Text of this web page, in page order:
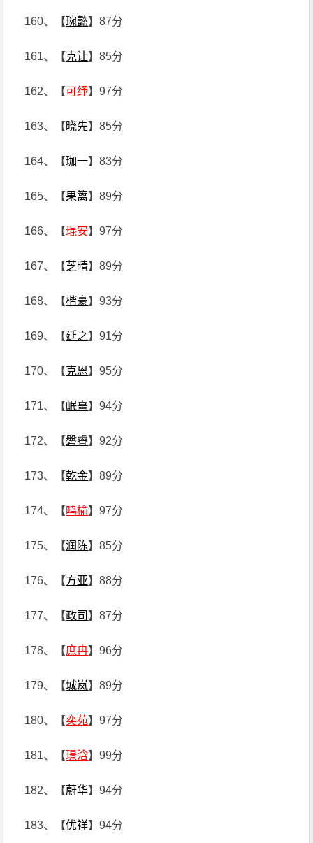
160、【琬懿】87分
161、【克让】85分
162、【可纾】97分
163、【晓先】85分
164、【珈一】83分
165、【果篱】89分
166、【琨安】97分
167、【芝晴】89分
168、【楷豪】93分
169、【延之】91分
170、【克恩】95分
171、【岷熹】94分
172、【磐睿】92分
173、【乾金】89分
174、【鸣榆】97分
175、【润陈】85分
176、【方亚】88分
177、【政司 】87分
178、【庶冉】96分
179、【城岚】89分
180、【奕苑】97分
181、【璟浛】99分
182、【蔚华】94分
183、【优祥】94分